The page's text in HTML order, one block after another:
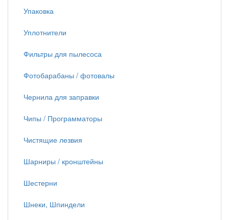
Упаковка
Уплотнители
Фильтры для пылесоса
Фотобарабаны / фотовалы
Чернила для заправки
Чипы / Программаторы
Чистящие лезвия
Шарниры / кронштейны
Шестерни
Шнеки, Шпиндели